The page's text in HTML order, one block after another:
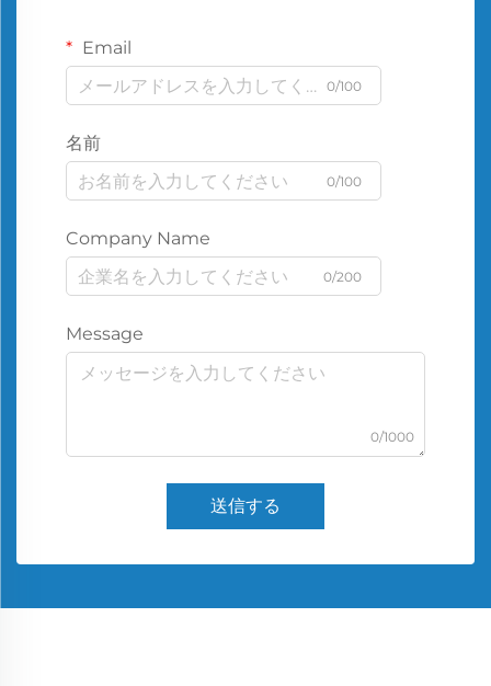
Email
0/100
名前
0/100
Company Name
0/200
Message
0/1000
送信する